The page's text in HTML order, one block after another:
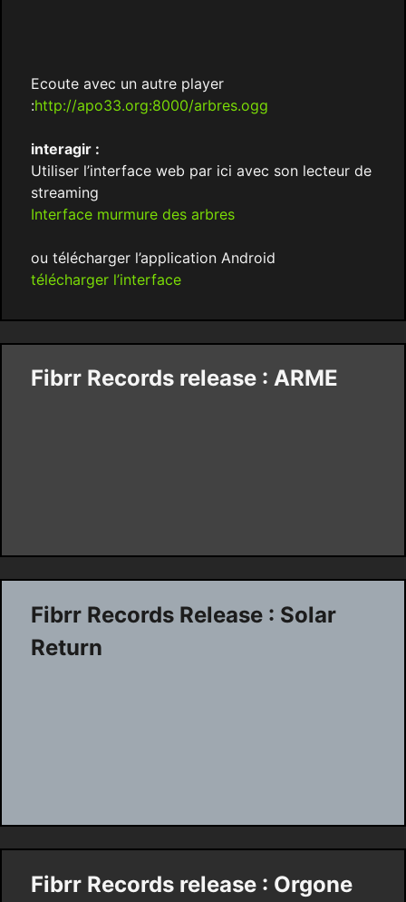
Ecoute avec un autre player
:http://apo33.org:8000/arbres.ogg
interagir :
Utiliser l’interface web par ici avec son lecteur de
streaming
Interface murmure des arbres
ou télécharger l’application Android
télécharger l’interface
Fibrr Records release : ARME
Fibrr Records Release : Solar
Return
Fibrr Records release : Orgone